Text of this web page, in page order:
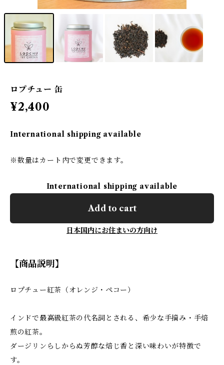
ロプチュー 缶
¥2,400
International shipping available
※数量はカート内で変更できます。
International shipping available
Add to cart
日本国内にお住まいの方向け
【商品説明】
ロプチュー紅茶（オレンジ・ペコー）
インドで最高級紅茶の代名詞とされる、希少な手摘み・手焙
煎の紅茶。
ダージリンらしからぬ芳醇な焙じ香と深い味わいが特徴で
す。